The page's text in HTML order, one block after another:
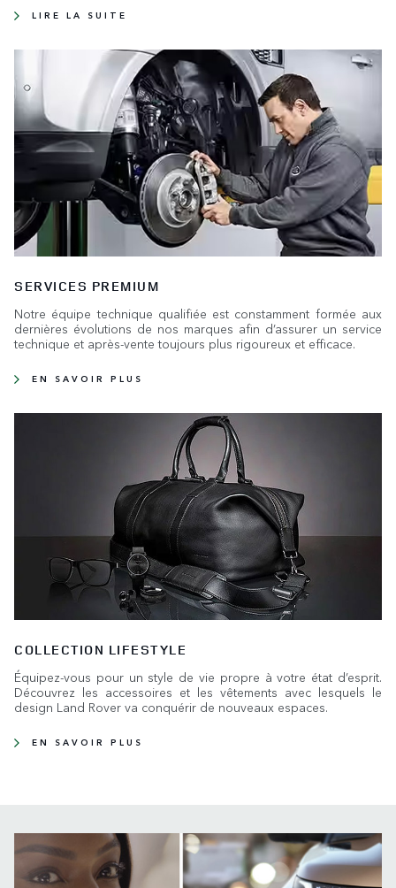
LIRE LA SUITE
SERVICES PREMIUM
Notre équipe technique qualifiée est constamment formée aux
dernières évolutions de nos marques afin d’assurer un service
technique et après-vente toujours plus rigoureux et efficace.
EN SAVOIR PLUS
COLLECTION LIFESTYLE
Équipez-vous pour un style de vie propre à votre état d’esprit.
Découvrez les accessoires et les vêtements avec lesquels le
design Land Rover va conquérir de nouveaux espaces.
EN SAVOIR PLUS